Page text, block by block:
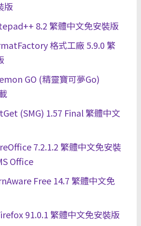
版
8.2 繁體中文免安裝版
格式工廠 5.9.0 繁
GO (精靈寶可夢Go)
(SMG) 1.57 Final 繁體中文
7.2.1.2 繁體中文免安裝
Office
Free 14.7 繁體中文免
91.0.1 繁體中文免安裝版